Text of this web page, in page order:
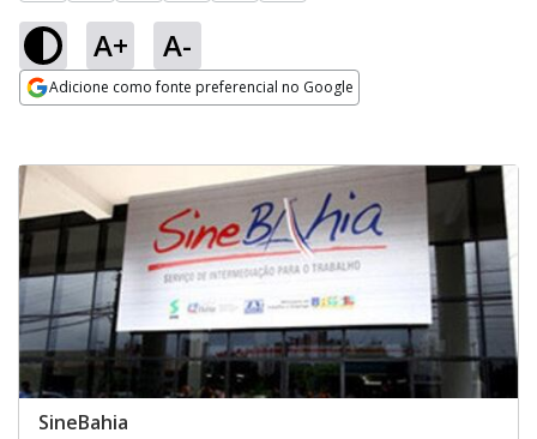
A+ A-
Adicione como fonte preferencial no Google
SineBahia